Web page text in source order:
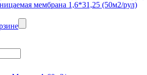
мембрана 1,6*31,25 (50м2/рул)